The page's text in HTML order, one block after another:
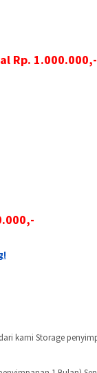
Rp. 1.000.000,-
kami Storage